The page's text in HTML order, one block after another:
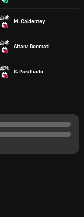
点球
M. Caldentey
点球
Aitana Bonmatí
点球
S. Paralluelo